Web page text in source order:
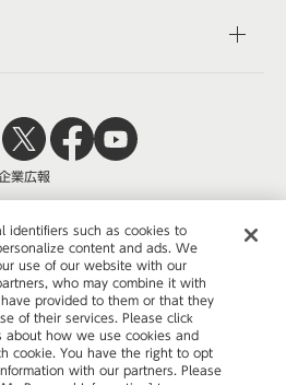
会社オカムラ
て
業広報
identifiers such as cookies to
content and ads. We
use of our website with our
who may combine it with
provided to them or that they
of their services. Please click
about how we use cookies and
cookie. You have the right to opt
with our partners. Please